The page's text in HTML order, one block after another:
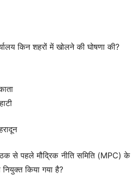
किन शहरों में खोलने की घोषणा की?
से पहले मौद्रिक नीति समिति (MPC) के
किया गया है?